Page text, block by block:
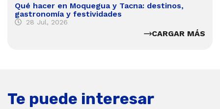
Qué hacer en Moquegua y Tacna: destinos,
gastronomía y festividades
28 Jul, 2026
CARGAR MÁS
Te puede interesar